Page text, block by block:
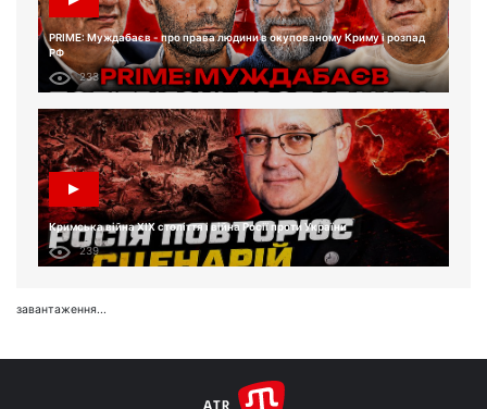
PRIME: Муждабаєв - про права людини в окупованому Криму і розпад
РФ
233
Кримська війна XIX століття і війна Росії проти України
239
завантаження...